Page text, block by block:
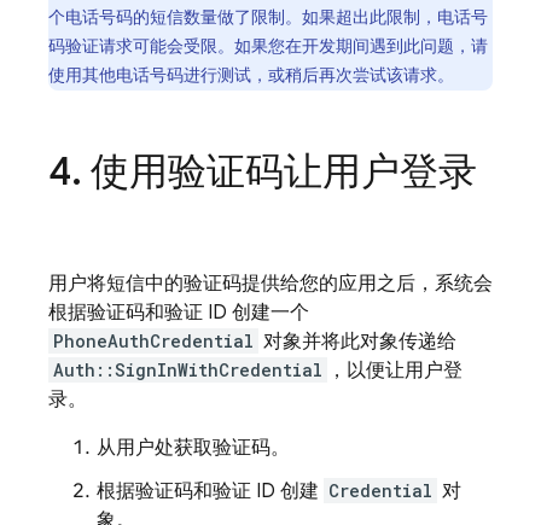
个电话号码的短信数量做了限制。如果超出此限制，电话号
码验证请求可能会受限。如果您在开发期间遇到此问题，请
使用其他电话号码进行测试，或稍后再次尝试该请求。
使用验证码让用户登录
用户将短信中的验证码提供给您的应用之后，系统会
根据验证码和验证 ID 创建一个
PhoneAuthCredential 对象并将此对象传递给
Auth::SignInWithCredential
，以便让用户登
录。
从用户处获取验证码。
根据验证码和验证 ID 创建 Credential 对
象。